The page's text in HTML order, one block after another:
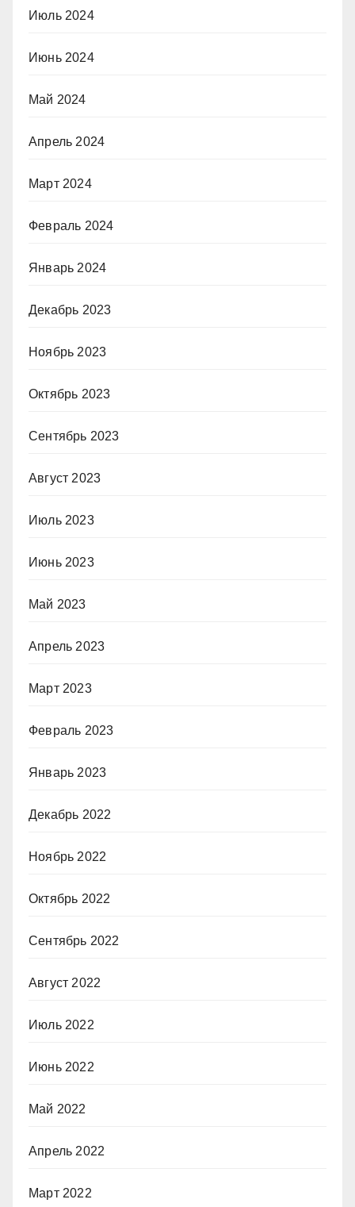
Июль 2024
Июнь 2024
Май 2024
Апрель 2024
Март 2024
Февраль 2024
Январь 2024
Декабрь 2023
Ноябрь 2023
Октябрь 2023
Сентябрь 2023
Август 2023
Июль 2023
Июнь 2023
Май 2023
Апрель 2023
Март 2023
Февраль 2023
Январь 2023
Декабрь 2022
Ноябрь 2022
Октябрь 2022
Сентябрь 2022
Август 2022
Июль 2022
Июнь 2022
Май 2022
Апрель 2022
Март 2022